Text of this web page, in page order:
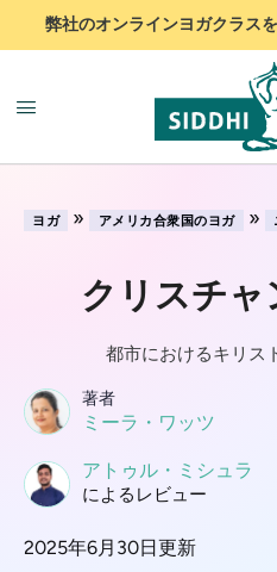
弊社のオンラインヨガクラス
ヨガ » アメリカ合衆国のヨガ »
クリスチ
都市におけるキリス
著者
ミーラ・ワッツ
アトゥル・ミシュラ
によるレビュー
2025年6月30日更新